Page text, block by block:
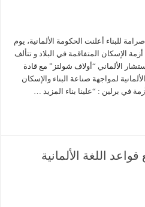
للبناء أعلنت الحكومة الألمانية، يوم
الإسكان المتفاقمة في البلاد و تتألف
الألماني “أولاف شولتز” مع قادة
لمواجهة صناعة البناء والإسكان
في برلين : “علينا بناء المزيد …
اللغة الألمانية